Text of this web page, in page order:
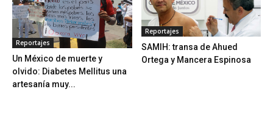
Reportajes
Un México de muerte y
olvido: Diabetes Mellitus una
artesanía muy...
Reportajes
SAMIH: transa de Ahued
Ortega y Mancera Espinosa